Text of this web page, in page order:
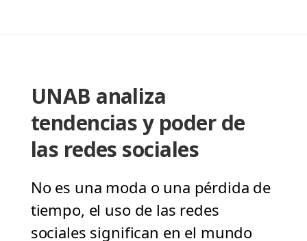
UNAB analiza
tendencias y poder de
las redes sociales
No es una moda o una pérdida de
tiempo, el uso de las redes
sociales significan en el mundo